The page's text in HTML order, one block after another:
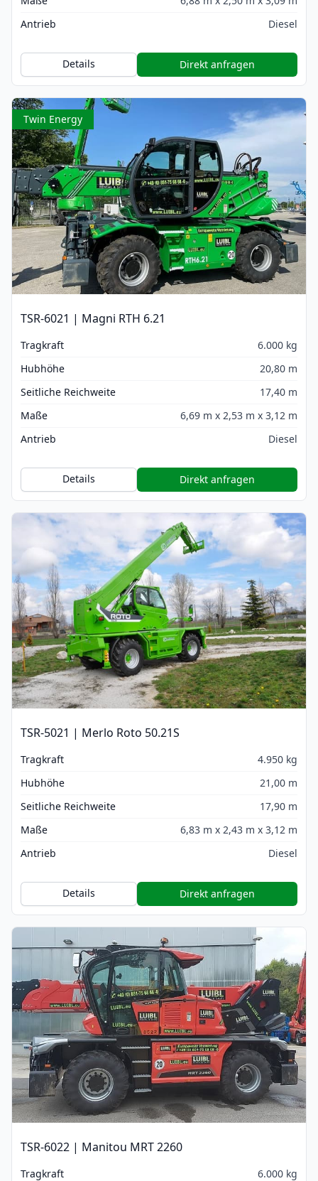
Antrieb
Diesel
Details Direkt anfragen
Twin Energy
TSR-6021 | Magni RTH 6.21
Tragkraft
6.000 kg
Hubhöhe
20,80 m
Seitliche Reichweite
17,40 m
Maße
6,69 m x 2,53 m x 3,12 m
Antrieb
Diesel
Details Direkt anfragen
TSR-5021 | Merlo Roto 50.21S
Tragkraft
4.950 kg
Hubhöhe
21,00 m
Seitliche Reichweite
17,90 m
Maße
6,83 m x 2,43 m x 3,12 m
Antrieb
Diesel
Details Direkt anfragen
TSR-6022 | Manitou MRT 2260
Tragkraft
6.000 kg